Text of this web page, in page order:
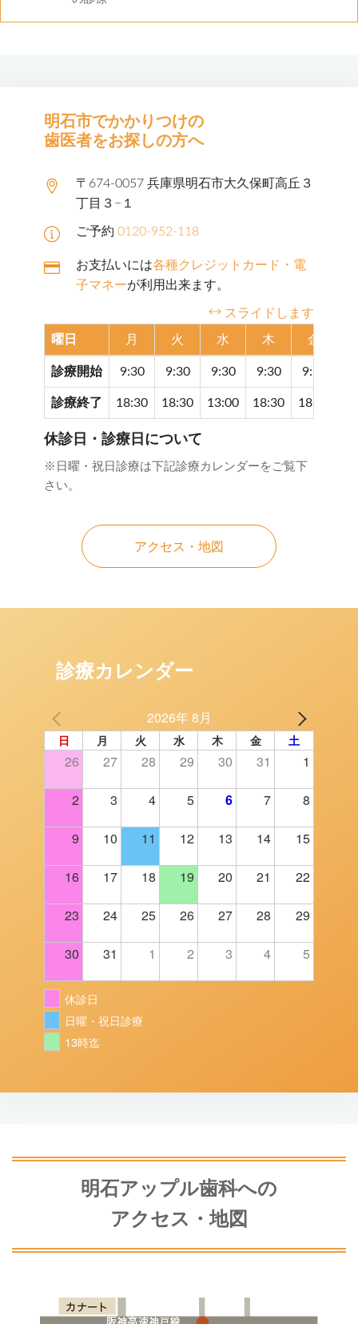
明石市でかかりつけの
歯医者をお探しの方へ
〒674-0057 兵庫県明石市大久保町高丘３
丁目３−１
ご予約 0120-952-118
お支払いには各種クレジットカード・電
子マネーが利用出来ます。
スライドします
曜日 月 火 水 木 金
診療開始 9:30 9:30 9:30 9:30 9:30
診療終了 18:30 18:30 13:00 18:30 18:30
休診日・診療日について
※日曜・祝日診療は下記診療カレンダーをご覧下
さい。
アクセス・地図
診療カレンダー
2026年 8月
日 月 火 水 木 金 土
26 27 28 29 30 31 1
2 3 4 5 6 7 8
9 10 11 12 13 14 15
16 17 18 19 20 21 22
23 24 25 26 27 28 29
30 31 1 2 3 4 5
休診日
日曜・祝日診療
13時迄
明石アップル歯科への
アクセス・地図